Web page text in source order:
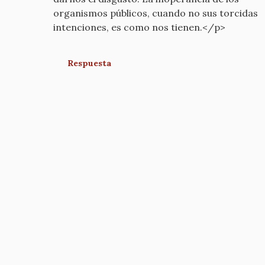
organismos públicos, cuando no sus torcidas
intenciones, es como nos tienen.</p>
Respuesta